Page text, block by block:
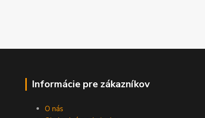
Informácie pre zákazníkov
O nás